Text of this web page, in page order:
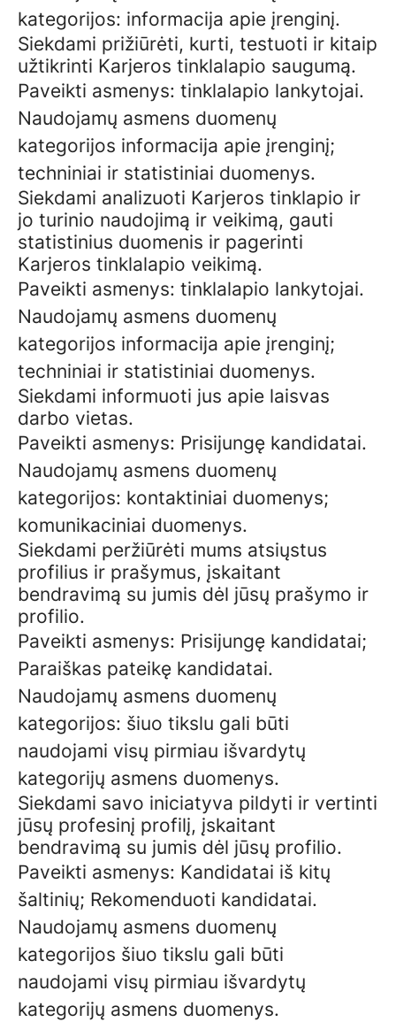
kategorijos: informacija apie įrenginį.
Siekdami prižiūrėti, kurti, testuoti ir kitaip
užtikrinti Karjeros tinklalapio saugumą.
Paveikti asmenys: tinklalapio lankytojai.
Naudojamų asmens duomenų
kategorijos informacija apie įrenginį;
techniniai ir statistiniai duomenys.
Siekdami analizuoti Karjeros tinklapio ir
jo turinio naudojimą ir veikimą, gauti
statistinius duomenis ir pagerinti
Karjeros tinklalapio veikimą.
Paveikti asmenys: tinklalapio lankytojai.
Naudojamų asmens duomenų
kategorijos informacija apie įrenginį;
techniniai ir statistiniai duomenys.
Siekdami informuoti jus apie laisvas
darbo vietas.
Paveikti asmenys: Prisijungę kandidatai.
Naudojamų asmens duomenų
kategorijos: kontaktiniai duomenys;
komunikaciniai duomenys.
Siekdami peržiūrėti mums atsiųstus
profilius ir prašymus, įskaitant
bendravimą su jumis dėl jūsų prašymo ir
profilio.
Paveikti asmenys: Prisijungę kandidatai;
Paraiškas pateikę kandidatai.
Naudojamų asmens duomenų
kategorijos: šiuo tikslu gali būti
naudojami visų pirmiau išvardytų
kategorijų asmens duomenys.
Siekdami savo iniciatyva pildyti ir vertinti
jūsų profesinį profilį, įskaitant
bendravimą su jumis dėl jūsų profilio.
Paveikti asmenys: Kandidatai iš kitų
šaltinių; Rekomenduoti kandidatai.
Naudojamų asmens duomenų
kategorijos šiuo tikslu gali būti
naudojami visų pirmiau išvardytų
kategorijų asmens duomenys.